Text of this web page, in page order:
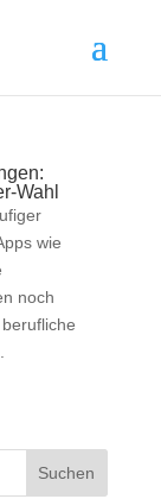
Wahl
wie
noch